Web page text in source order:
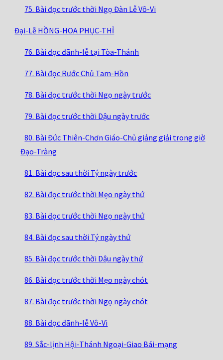
75. Bài đọc trước thời Ngọ Đàn Lễ Vô-Vi
Đại-Lễ HỒNG-HOA PHỤC-THỈ
76. Bài đọc đãnh-lễ tại Tòa-Thánh
77. Bài đọc Rước Chủ Tam-Hồn
78. Bài đọc trước thời Ngọ ngày trước
79. Bài đọc trước thời Dậu ngày trước
80. Bài Đức Thiên-Chơn Giáo-Chủ giảng giải trong giờ
Đạo-Tràng
81. Bài đọc sau thời Tý ngày trước
82. Bài đọc trước thời Mẹo ngày thứ
83. Bài đọc trước thời Ngọ ngày thứ
84. Bài đọc sau thời Tý ngày thứ
85. Bài đọc trước thời Dậu ngày thứ
86. Bài đọc trước thời Mẹo ngày chót
87. Bài đọc trước thời Ngọ ngày chót
88. Bài đọc đãnh-lễ Vô-Vi
89. Sắc-lịnh Hội-Thánh Ngoại-Giao Bái-mạng